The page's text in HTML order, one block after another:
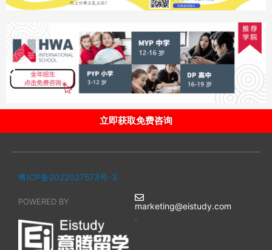
立即获取免费咨询
粤ICP备2022027573号-3
POWERED BY marketing@eistudy.com
.